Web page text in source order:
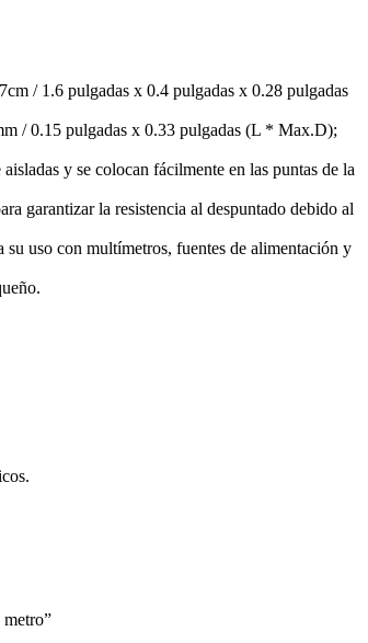
/ 1.6 pulgadas x 0.4 pulgadas x 0.28 pulgadas
/ 0.15 pulgadas x 0.33 pulgadas (L * Max.D);
y se colocan fácilmente en las puntas de la
garantizar la resistencia al despuntado debido al
su uso con multímetros, fuentes de alimentación y